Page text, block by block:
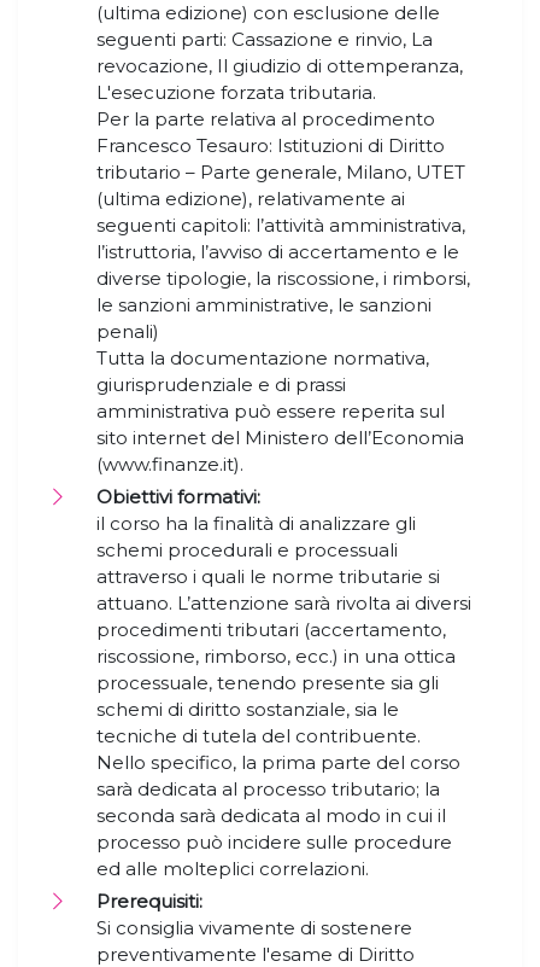
(ultima edizione) con esclusione delle
seguenti parti: Cassazione e rinvio, La
revocazione, Il giudizio di ottemperanza,
L'esecuzione forzata tributaria.
Per la parte relativa al procedimento
Francesco Tesauro: Istituzioni di Diritto
tributario – Parte generale, Milano, UTET
(ultima edizione), relativamente ai
seguenti capitoli: l’attività amministrativa,
l’istruttoria, l’avviso di accertamento e le
diverse tipologie, la riscossione, i rimborsi,
le sanzioni amministrative, le sanzioni
penali)
Tutta la documentazione normativa,
giurisprudenziale e di prassi
amministrativa può essere reperita sul
sito internet del Ministero dell’Economia
(www.finanze.it).
Obiettivi formativi:
il corso ha la finalità di analizzare gli
schemi procedurali e processuali
attraverso i quali le norme tributarie si
attuano. L’attenzione sarà rivolta ai diversi
procedimenti tributari (accertamento,
riscossione, rimborso, ecc.) in una ottica
processuale, tenendo presente sia gli
schemi di diritto sostanziale, sia le
tecniche di tutela del contribuente.
Nello specifico, la prima parte del corso
sarà dedicata al processo tributario; la
seconda sarà dedicata al modo in cui il
processo può incidere sulle procedure
ed alle molteplici correlazioni.
Prerequisiti:
Si consiglia vivamente di sostenere
preventivamente l'esame di Diritto